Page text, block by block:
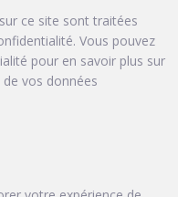
ce site sont traitées
Vous pouvez
pour en savoir plus sur
vos données